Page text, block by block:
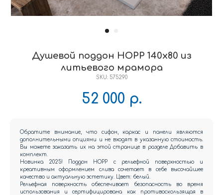
Душевой поддон HOPP 140x80 из
литьевого мрамора
SKU: 575290
52 000 р.
Обратите внимание, что сифон, каркас и панели являются
дополнительными опциями и не входят в указанную стоимость.
Вы можете заказать их на этой странице в разделе Добавить в
комплект.
Новинка 2025! Поддон HOPP с рельефной поверхностью и
креативным оформлением слива сочетает в себе высочайшее
качество и актуальную эстетику. Цвет: белый.
Рельефная поверхность обеспечивает безопасность во время
использования и сертифицирована как противоскользящая в